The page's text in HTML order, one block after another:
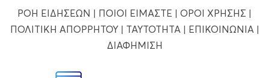
ΡΟΗ ΕΙΔΗΣΕΩΝ | ΠΟΙΟΙ ΕΙΜΑΣΤΕ | ΟΡΟΙ ΧΡΗΣΗΣ |
ΠΟΛΙΤΙΚΗ ΑΠΟΡΡΗΤΟΥ| ΤΑΥΤΟΤΗΤΑ | ΕΠΙΚΟΙΝΩΝΙΑ |
ΔΙΑΦΗΜΙΣΗ